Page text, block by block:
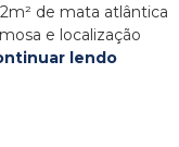
de mata atlântica
e localização
lendo